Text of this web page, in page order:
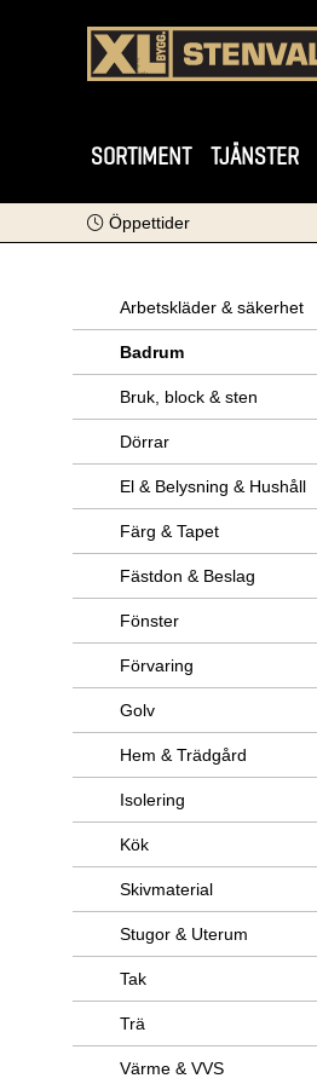
SORTIMENT TJÄNSTER
Öppettider
Arbetskläder & säkerhet
Badrum
Bruk, block & sten
Dörrar
El & Belysning & Hushåll
Färg & Tapet
Fästdon & Beslag
Fönster
Förvaring
Golv
Hem & Trädgård
Isolering
Kök
Skivmaterial
Stugor & Uterum
Tak
Trä
Värme & VVS